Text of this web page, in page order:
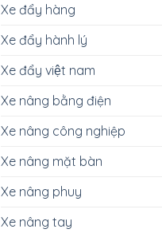
Xe đẩy hàng
Xe đẩy hành lý
Xe đẩy việt nam
Xe nâng bằng điện
Xe nâng công nghiệp
Xe nâng mặt bàn
Xe nâng phuy
Xe nâng tay